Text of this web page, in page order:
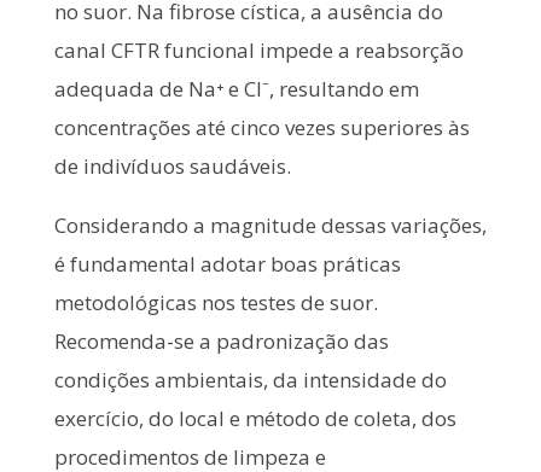
no suor. Na fibrose cística, a ausência do
canal CFTR funcional impede a reabsorção
adequada de Na⁺ e Cl⁻, resultando em
concentrações até cinco vezes superiores às
de indivíduos saudáveis.
Considerando a magnitude dessas variações,
é fundamental adotar boas práticas
metodológicas nos testes de suor.
Recomenda-se a padronização das
condições ambientais, da intensidade do
exercício, do local e método de coleta, dos
procedimentos de limpeza e